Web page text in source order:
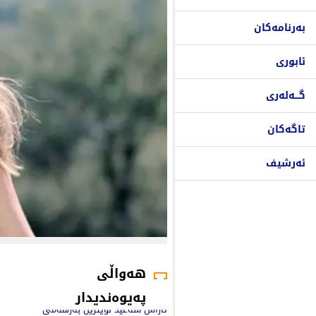
بەرنامەکان
ئابوری
گـــەلەری
تاگەکان
ئەرشیف
هەواڵی
پەیوەندیدار
ئاراس سەعید نوێترین بەرهەمی